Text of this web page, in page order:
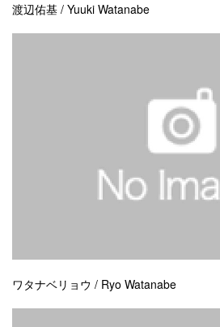
渡辺佑基 / Yuuki Watanabe
ワタナベリョウ / Ryo Watanabe